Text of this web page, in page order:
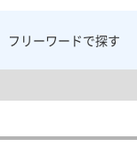
フリーワードで探す